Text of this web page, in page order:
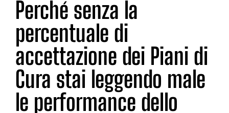
Perché senza la
percentuale di
accettazione dei Piani di
Cura stai leggendo male
le performance dello